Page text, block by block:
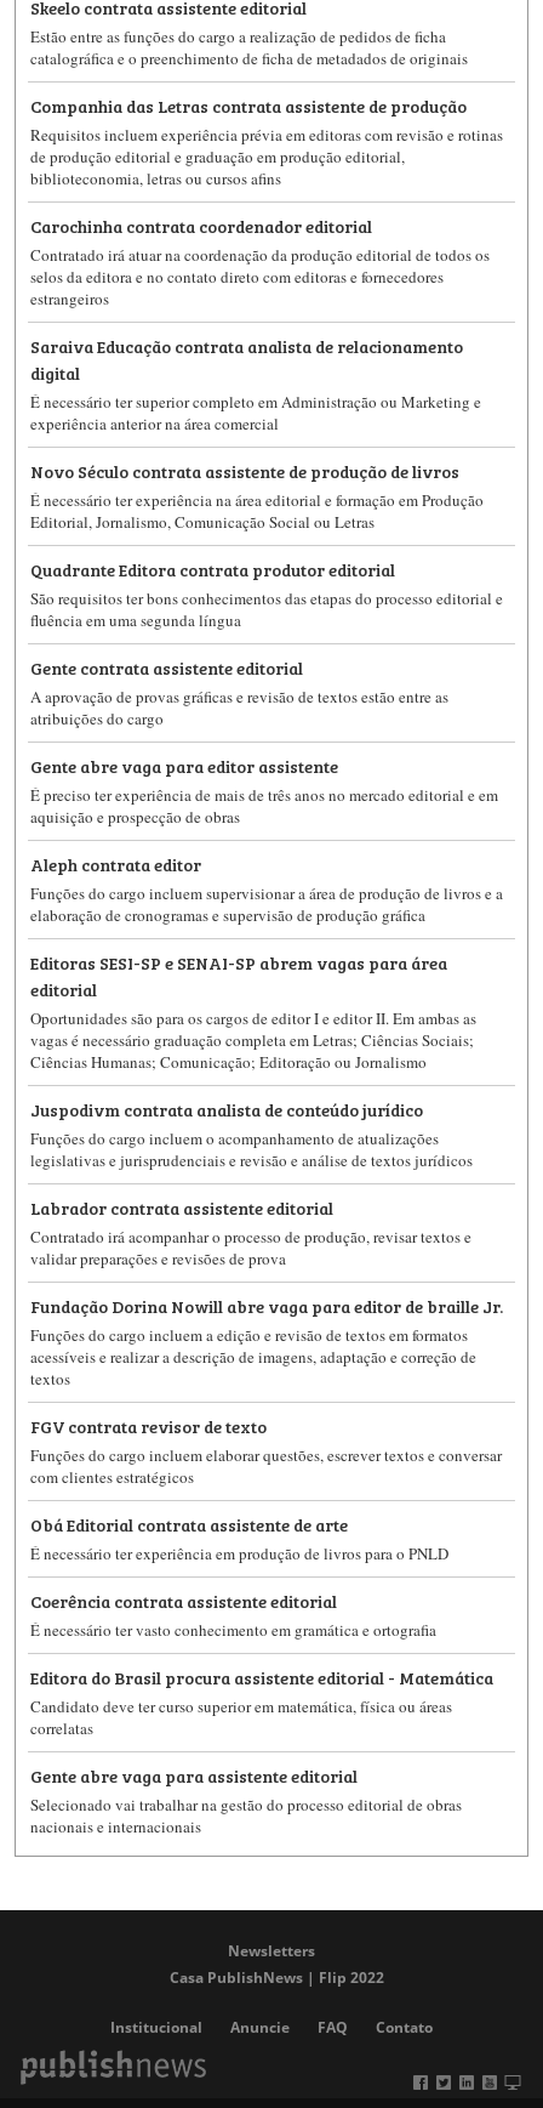
Skeelo contrata assistente editorial
Estão entre as funções do cargo a realização de pedidos de ficha
catalográfica e o preenchimento de ficha de metadados de originais
Companhia das Letras contrata assistente de produção
Requisitos incluem experiência prévia em editoras com revisão e rotinas
de produção editorial e graduação em produção editorial,
biblioteconomia, letras ou cursos afins
Carochinha contrata coordenador editorial
Contratado irá atuar na coordenação da produção editorial de todos os
selos da editora e no contato direto com editoras e fornecedores
estrangeiros
Saraiva Educação contrata analista de relacionamento
digital
É necessário ter superior completo em Administração ou Marketing e
experiência anterior na área comercial
Novo Século contrata assistente de produção de livros
É necessário ter experiência na área editorial e formação em Produção
Editorial, Jornalismo, Comunicação Social ou Letras
Quadrante Editora contrata produtor editorial
São requisitos ter bons conhecimentos das etapas do processo editorial e
fluência em uma segunda língua
Gente contrata assistente editorial
A aprovação de provas gráficas e revisão de textos estão entre as
atribuições do cargo
Gente abre vaga para editor assistente
É preciso ter experiência de mais de três anos no mercado editorial e em
aquisição e prospecção de obras
Aleph contrata editor
Funções do cargo incluem supervisionar a área de produção de livros e a
elaboração de cronogramas e supervisão de produção gráfica
Editoras SESI-SP e SENAI-SP abrem vagas para área
editorial
Oportunidades são para os cargos de editor I e editor II. Em ambas as
vagas é necessário graduação completa em Letras; Ciências Sociais;
Ciências Humanas; Comunicação; Editoração ou Jornalismo
Juspodivm contrata analista de conteúdo jurídico
Funções do cargo incluem o acompanhamento de atualizações
legislativas e jurisprudenciais e revisão e análise de textos jurídicos
Labrador contrata assistente editorial
Contratado irá acompanhar o processo de produção, revisar textos e
validar preparações e revisões de prova
Fundação Dorina Nowill abre vaga para editor de braille Jr.
Funções do cargo incluem a edição e revisão de textos em formatos
acessíveis e realizar a descrição de imagens, adaptação e correção de
textos
FGV contrata revisor de texto
Funções do cargo incluem elaborar questões, escrever textos e conversar
com clientes estratégicos
Obá Editorial contrata assistente de arte
É necessário ter experiência em produção de livros para o PNLD
Coerência contrata assistente editorial
É necessário ter vasto conhecimento em gramática e ortografia
Editora do Brasil procura assistente editorial - Matemática
Candidato deve ter curso superior em matemática, física ou áreas
correlatas
Gente abre vaga para assistente editorial
Selecionado vai trabalhar na gestão do processo editorial de obras
nacionais e internacionais
Newsletters
Casa PublishNews | Flip 2022
Institucional Anuncie FAQ Contato